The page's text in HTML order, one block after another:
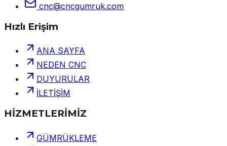
cnc@cncgumruk.com
Hızlı Erişim
ANA SAYFA
NEDEN CNC
DUYURULAR
İLETİŞİM
HİZMETLERİMİZ
GÜMRÜKLEME